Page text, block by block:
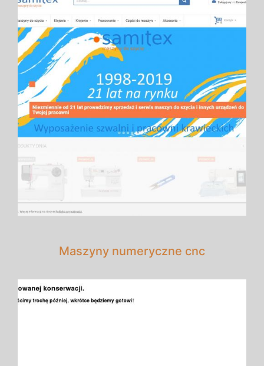
Maszyny numeryczne cnc